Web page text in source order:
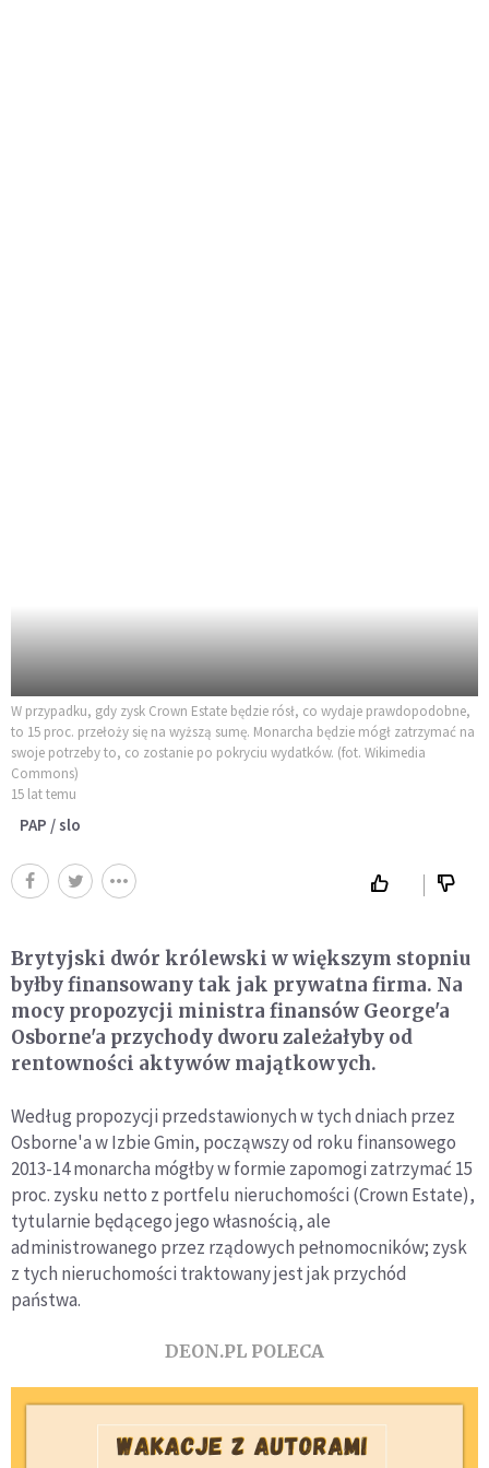
W przypadku, gdy zysk Crown Estate będzie rósł, co wydaje prawdopodobne,
to 15 proc. przełoży się na wyższą sumę. Monarcha będzie mógł zatrzymać na
swoje potrzeby to, co zostanie po pokryciu wydatków. (fot. Wikimedia
Commons)
15 lat temu
PAP / slo
Brytyjski dwór królewski w większym stopniu
byłby finansowany tak jak prywatna firma. Na
mocy propozycji ministra finansów George'a
Osborne'a przychody dworu zależałyby od
rentowności aktywów majątkowych.
Według propozycji przedstawionych w tych dniach przez
Osborne'a w Izbie Gmin, począwszy od roku finansowego
2013-14 monarcha mógłby w formie zapomogi zatrzymać 15
proc. zysku netto z portfelu nieruchomości (Crown Estate),
tytularnie będącego jego własnością, ale
administrowanego przez rządowych pełnomocników; zysk
z tych nieruchomości traktowany jest jak przychód
państwa.
DEON.PL POLECA